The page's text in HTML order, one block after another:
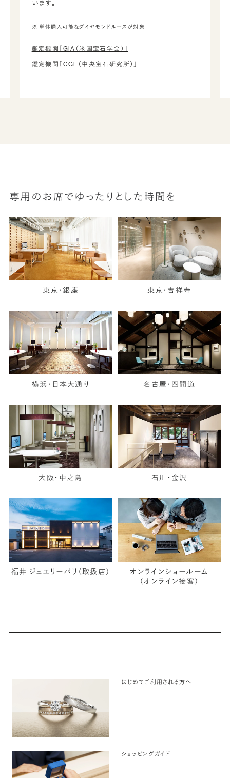
います。
※ 単体購入可能なダイヤモンドルースが対象
鑑定機関「GIA（米国宝石学会）」
鑑定機関「CGL（中央宝石研究所）」
専用のお席でゆったりとした時間を
東京・銀座 東京・吉祥寺
横浜・日本大通り 名古屋・四間道
大阪・中之島 石川・金沢
福井 ジュエリーパリ（取扱店）
オンラインショールーム
（オンライン接客）
はじめてご利用される方へ
ショッピングガイド